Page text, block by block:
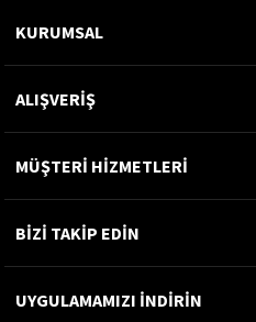
KURUMSAL
ALIŞVERİŞ
MÜŞTERİ HİZMETLERİ
BİZİ TAKİP EDİN
UYGULAMAMIZI İNDİRİN